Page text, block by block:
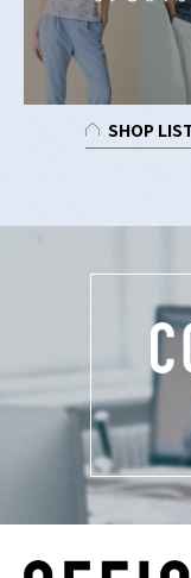
SHOP